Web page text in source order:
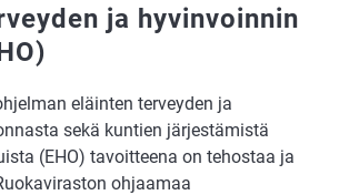
ja hyvinvoinnin
eläinten terveyden ja
sekä kuntien järjestämistä
(EHO) tavoitteena on tehostaa ja
ohjaamaa